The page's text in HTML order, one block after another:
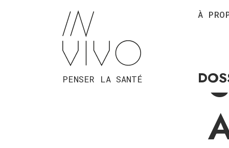
PENSER LA SANTÉ
À